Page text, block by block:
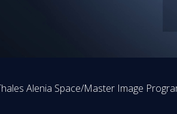
Alenia Space/Master Image